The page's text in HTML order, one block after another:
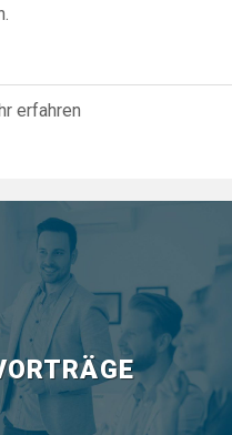
erfahren